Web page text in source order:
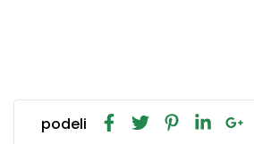
podeli